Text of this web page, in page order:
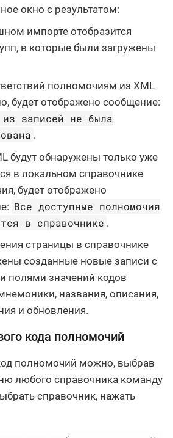
окно с результатом:
импорте отобразится
в которые были загружены
полномочиям из XML
будет отображено сообщение:
записей не была
.
будут обнаружены только уже
в локальном справочнике
будет отображено
Все доступные полномочия
в справочнике .
страницы в справочнике
созданные новые записи с
полями значений кодов
названия, описания,
и обновления.
кода полномочий
полномочий можно, выбрав
любого справочника команду
справочник, нажать